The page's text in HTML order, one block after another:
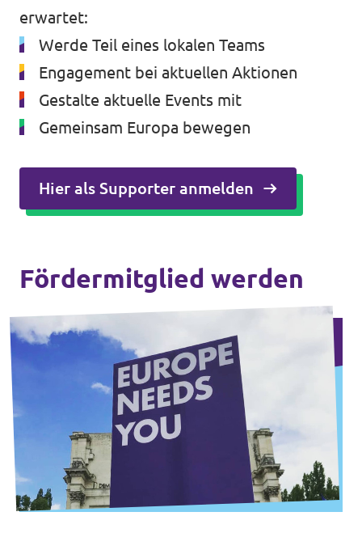
erwartet:
Werde Teil eines lokalen Teams
Engagement bei aktuellen Aktionen
Gestalte aktuelle Events mit
Gemeinsam Europa bewegen
Hier als Supporter anmelden
Fördermitglied werden